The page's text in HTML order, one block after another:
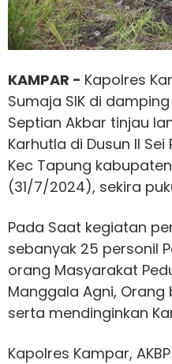
KAMPAR - Kapolres
Sumaja SIK di
Septian Akbar tinjau
Karhutla di Dusun II
Kec Tapung
(31/7/2024), sekira
Pada Saat kegiatan
sebanyak 25 personil
orang Masyarakat
Manggala Agni,
serta mendinginkan
Kapolres Kampar,